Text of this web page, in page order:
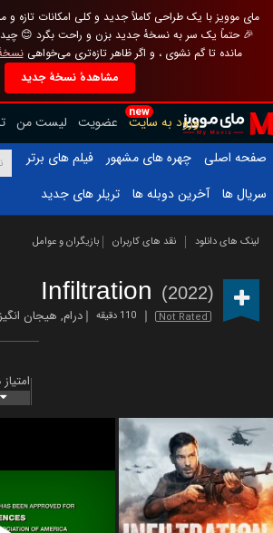
مای موویز با یک طراحی کاملاً جدید و کلی امکانات تازه و
🎉 حتماً یک سر به نسخهٔ جدید بزن و راحت بگرد 😊
مانده تا گم نشوی ، و اگر ظاهر تازه‌تری می‌خواهی
مشاهدهٔ نسخهٔ جدید
new
ورود به سایت عضویت لیست من
صفحه اصلی
چهره های مشهور
فیلم های برتر
سریال ها
آخرین دوبله ها تریلر های جدید
لینک های دانلود نقد های کاربران بازیگران و عوامل
Infiltration (2022)
Not Rated 110 دقیقه درام, هیجان انگیز